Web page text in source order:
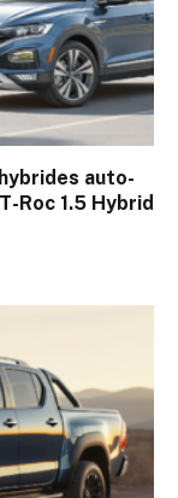
auto-
Roc 1.5 Hybrid